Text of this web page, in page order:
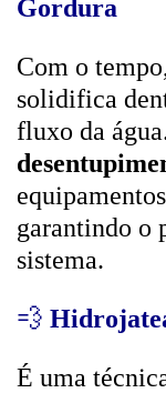
Gordura
Com o
solidifica
fluxo da
garantindo o
sistema.
💨
É uma